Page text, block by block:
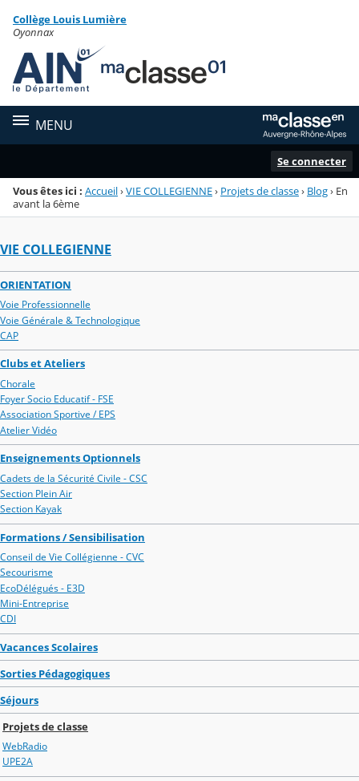
Menu de la rubrique
Contenu
Collège Louis Lumière
Oyonnax
MENU
Se connecter
Vous êtes ici : Accueil›VIE COLLEGIENNE› Projets de classe› Blog› En
avant la 6ème
VIE COLLEGIENNE
ORIENTATION
Voie Professionnelle
Voie Générale & Technologique
CAP
Clubs et Ateliers
Chorale
Foyer Socio Educatif - FSE
Association Sportive / EPS
Atelier Vidéo
Enseignements Optionnels
Cadets de la Sécurité Civile - CSC
Section Plein Air
Section Kayak
Formations / Sensibilisation
Conseil de Vie Collégienne - CVC
Secourisme
EcoDélégués - E3D
Mini-Entreprise
CDI
Vacances Scolaires
Sorties Pédagogiques
Séjours
Projets de classe
WebRadio
UPE2A